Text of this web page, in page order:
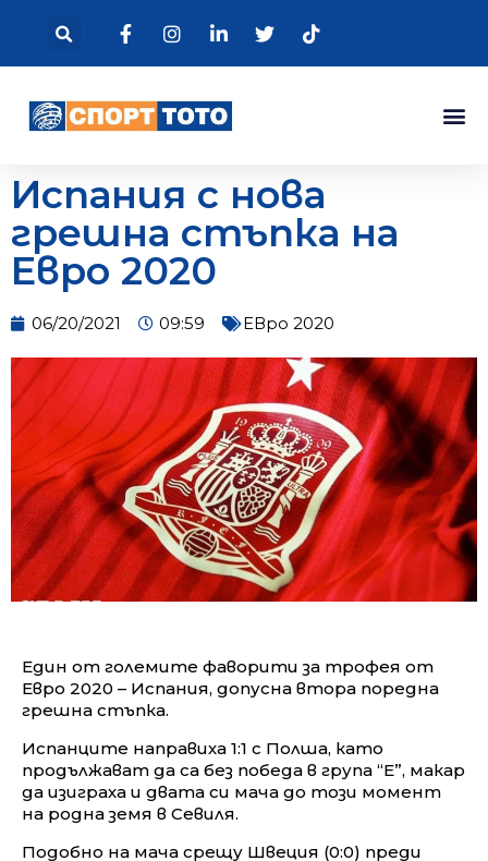
Испания с нова
грешна стъпка на
Евро 2020
06/20/2021 09:59 ЕВро 2020
Един от големите фаворити за трофея от
Евро 2020 – Испания, допусна втора поредна
грешна стъпка.
Испанците направиха 1:1 с Полша, като
продължават да са без победа в група “Е”, макар
да изиграха и двата си мача до този момент
на родна земя в Севиля.
Подобно на мача срещу Швеция (0:0) преди